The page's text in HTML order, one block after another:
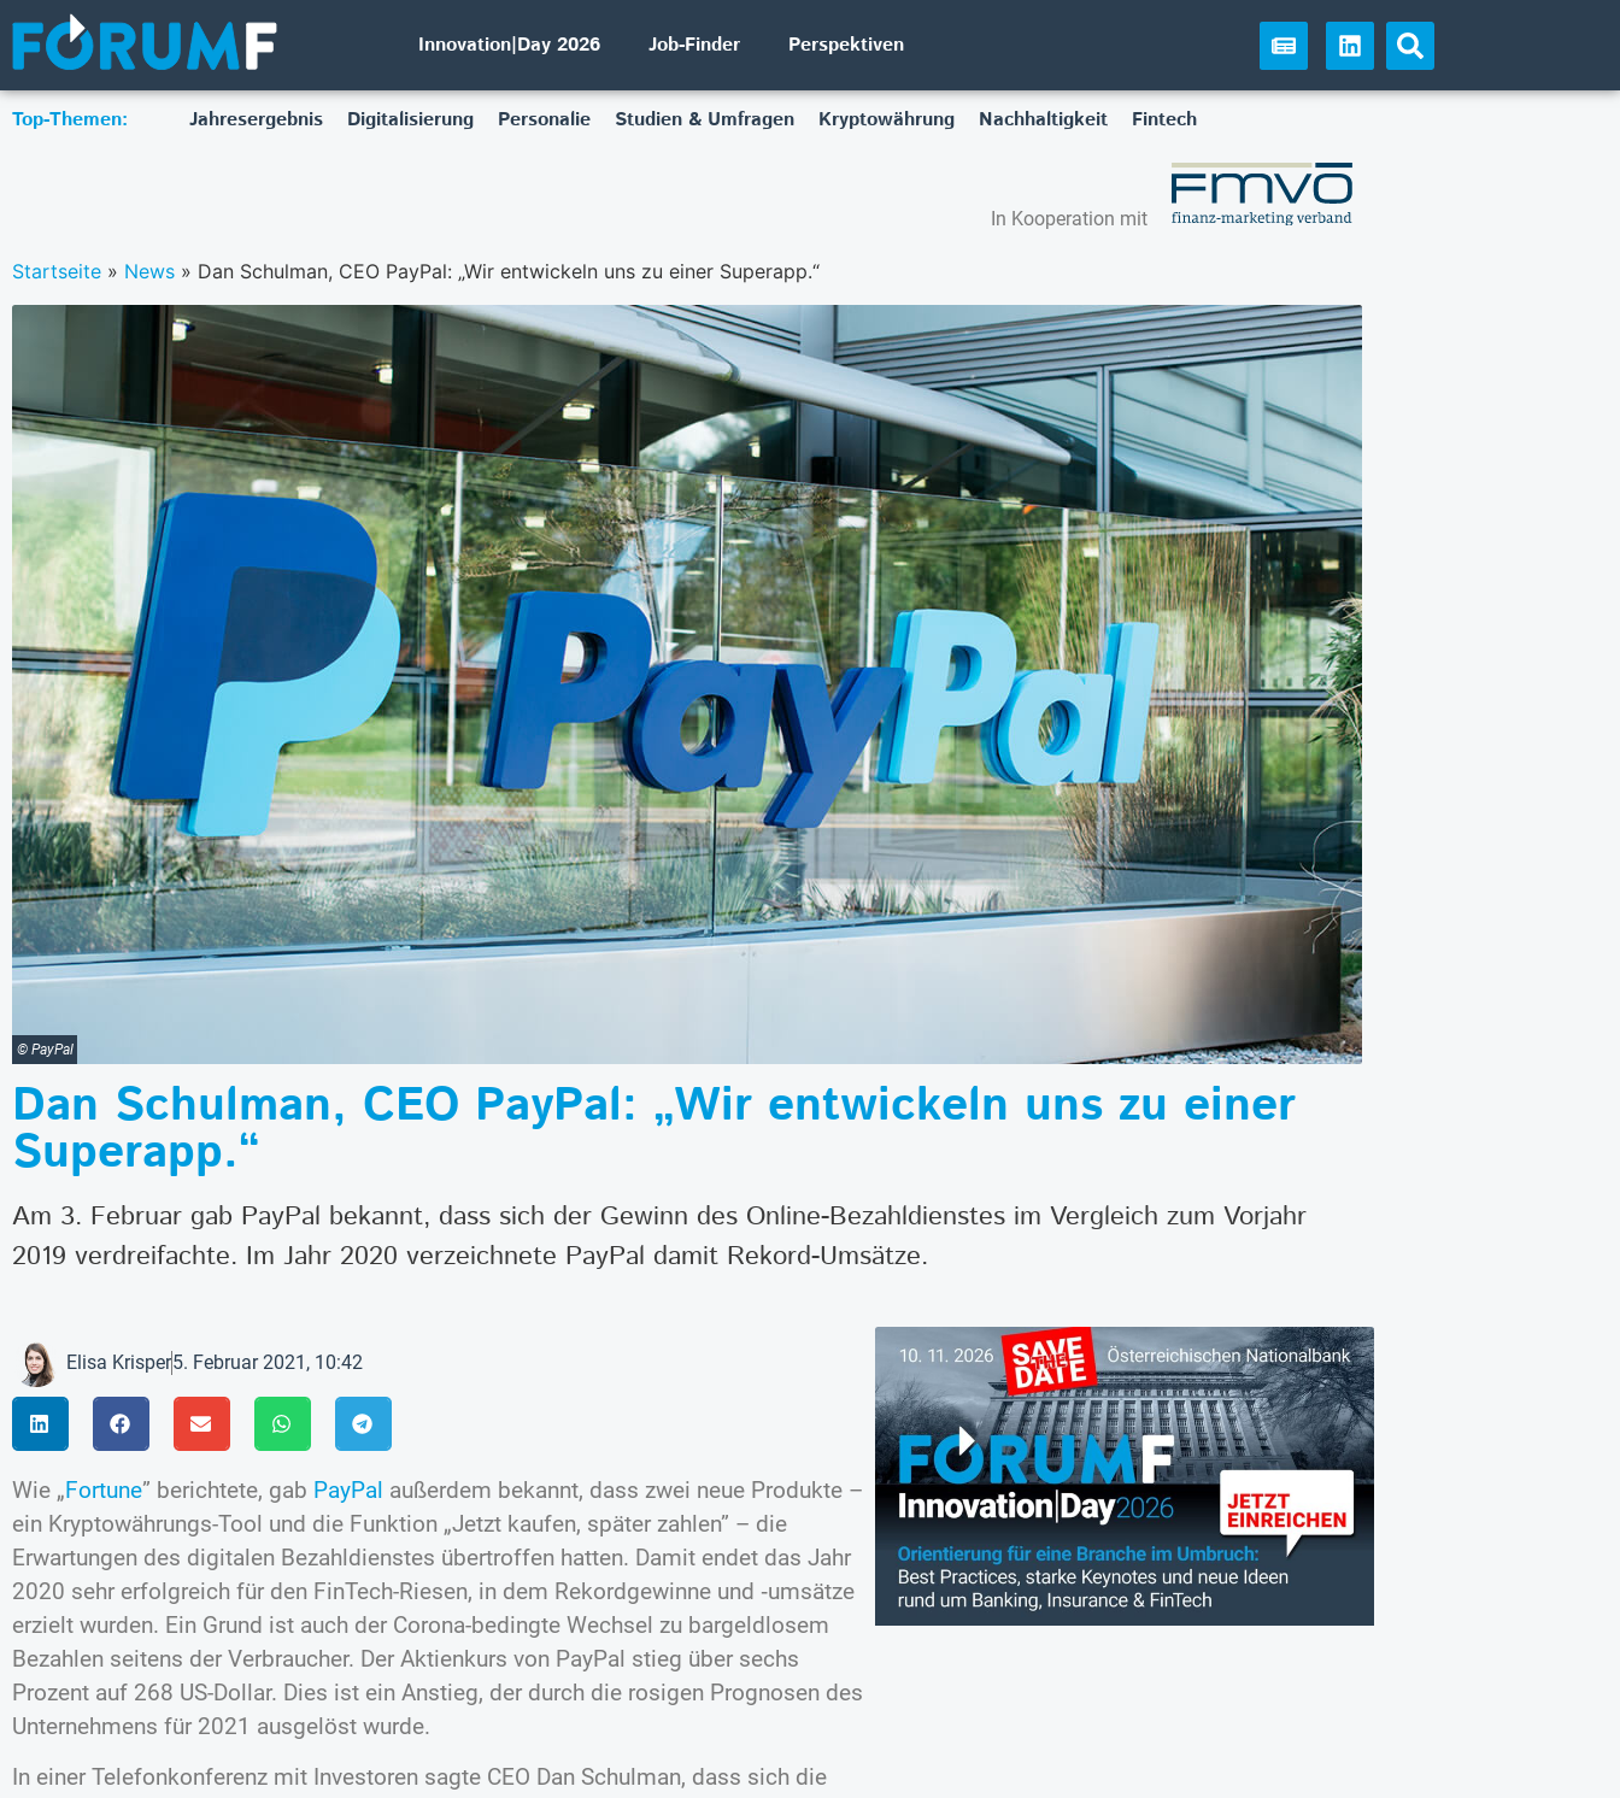
Innovation|Day 2026 Job-Finder Perspektiven
Top-Themen: Jahresergebnis Digitalisierung Personalie Studien & Umfragen Kryptowährung Nachhaltigkeit Fintech
In Kooperation mit
Startseite » News » Dan Schulman, CEO PayPal: „Wir entwickeln uns zu einer Superapp.“
© PayPal
Dan Schulman, CEO PayPal: „Wir entwickeln uns zu einer
Superapp.“
Am 3. Februar gab PayPal bekannt, dass sich der Gewinn des Online-Bezahldienstes im Vergleich zum Vorjahr
2019 verdreifachte. Im Jahr 2020 verzeichnete PayPal damit Rekord-Umsätze.
Elisa Krisper5. Februar 2021, 10:42
Wie „Fortune” berichtete, gab PayPal außerdem bekannt, dass zwei neue Produkte –
ein Kryptowährungs-Tool und die Funktion „Jetzt kaufen, später zahlen” – die
Erwartungen des digitalen Bezahldienstes übertroffen hatten. Damit endet das Jahr
2020 sehr erfolgreich für den FinTech-Riesen, in dem Rekordgewinne und ‑umsätze
erzielt wurden. Ein Grund ist auch der Corona-bedingte Wechsel zu bargeldlosem
Bezahlen seitens der Verbraucher. Der Aktienkurs von PayPal stieg über sechs
Prozent auf 268 US-Dollar. Dies ist ein Anstieg, der durch die rosigen Prognosen des
Unternehmens für 2021 ausgelöst wurde.
In einer Telefonkonferenz mit Investoren sagte CEO Dan Schulman, dass sich die